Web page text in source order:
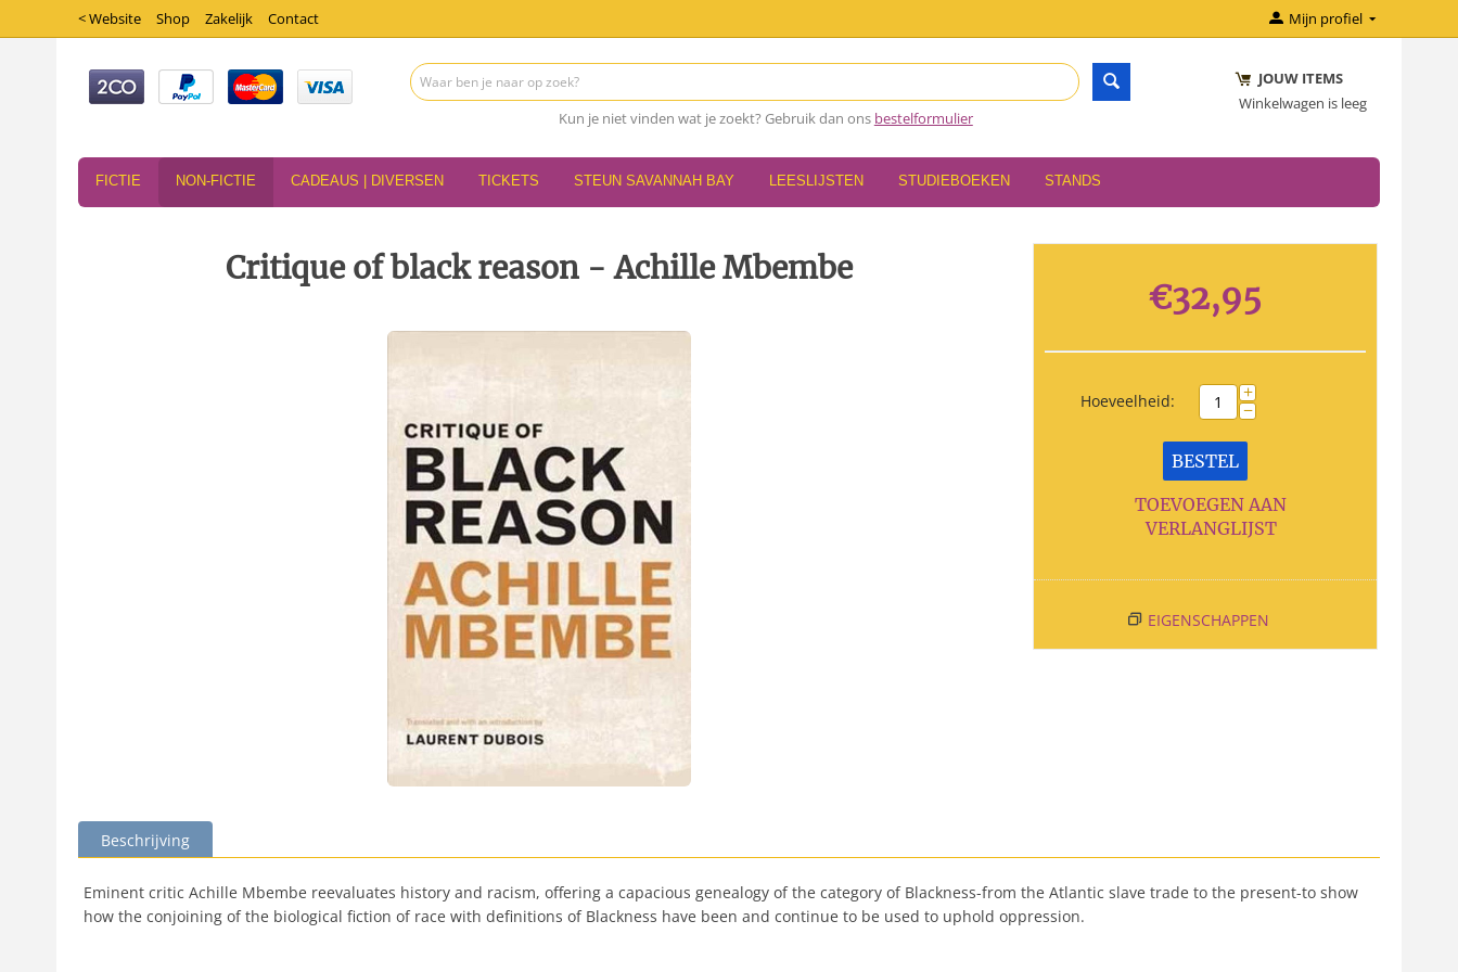
< Website Shop Zakelijk Contact Mijn profiel
Kun je niet vinden wat je zoekt? Gebruik dan ons bestelformulier
JOUW ITEMS
Winkelwagen is leeg
FICTIE NON-FICTIE CADEAUS | DIVERSEN TICKETS STEUN SAVANNAH BAY LEESLIJSTEN STUDIEBOEKEN STANDS
Critique of black reason - Achille Mbembe
€32,95
Hoeveelheid: +
−
BESTEL
TOEVOEGEN AAN
VERLANGLIJST
EIGENSCHAPPEN
Beschrijving
Eminent critic Achille Mbembe reevaluates history and racism, offering a capacious genealogy of the category of Blackness-from the Atlantic slave trade to the present-to show
how the conjoining of the biological fiction of race with definitions of Blackness have been and continue to be used to uphold oppression.